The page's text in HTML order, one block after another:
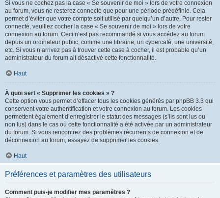
Si vous ne cochez pas la case « Se souvenir de moi » lors de votre connexion
au forum, vous ne resterez connecté que pour une période prédéfinie. Cela
permet d’éviter que votre compte soit utilisé par quelqu’un d’autre. Pour rester
connecté, veuillez cocher la case « Se souvenir de moi » lors de votre
connexion au forum. Ceci n’est pas recommandé si vous accédez au forum
depuis un ordinateur public, comme une librairie, un cybercafé, une université,
etc. Si vous n’arrivez pas à trouver cette case à cocher, il est probable qu’un
administrateur du forum ait désactivé cette fonctionnalité.
Haut
À quoi sert « Supprimer les cookies » ?
Cette option vous permet d’effacer tous les cookies générés par phpBB 3.3 qui
conservent votre authentification et votre connexion au forum. Les cookies
permettent également d’enregistrer le statut des messages (s’ils sont lus ou
non lus) dans le cas où cette fonctionnalité a été activée par un administrateur
du forum. Si vous rencontrez des problèmes récurrents de connexion et de
déconnexion au forum, essayez de supprimer les cookies.
Haut
Préférences et paramètres des utilisateurs
Comment puis-je modifier mes paramètres ?